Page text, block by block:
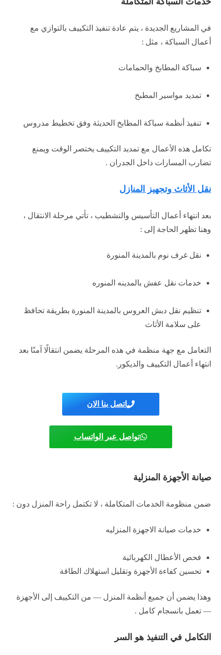
في المشاريع الجديدة ، يتم عادة تنفيذ التكييف بالتوازي مع
أعمال السباكة ، مثل :
سباكة المطابخ والحمامات
تمديد مواسير المطبخ
تنفيذ أنظمة سباكة المطابخ الحديثة وفق تخطيط مدروس
تكامل هذه الأعمال مع تمديد التكييف يختصر الوقت ويمنع
تضارب المسارات داخل الجدران .
نقل الأثاث وتجهيز المنازل
بعد انتهاء أعمال التأسيس والتشطيب ، تأتي مرحلة الانتقال ،
وهنا تظهر الحاجة إلى :
نقل غرف نوم بالمدينة المنورة
خدمات نقل عفش بالمدينه المنوره
تنظيم نقل دبش العروس بالمدينة المنورة بطريقة تحافظ
على سلامة الأثاث
التعامل مع جهة منظمة في هذه المرحلة يضمن انتقالًا آمنًا بعد
انتهاء أعمال التكييف والديكور.
اتصل بنا الان
تواصل عبر الواتساب
صيانة الأجهزة المنزلية
ضمن منظومة الخدمات المتكاملة ، لا تكتمل راحة المنزل دون :
خدمات صيانة الاجهزة المنزليه
فحص الأعطال الكهربائية
تحسين كفاءة الأجهزة وتقليل استهلاك الطاقة
وهذا يضمن أن جميع أنظمة المنزل — من التكييف إلى الأجهزة
— تعمل بانسجام كامل .
التكامل في التنفيذ هو السر